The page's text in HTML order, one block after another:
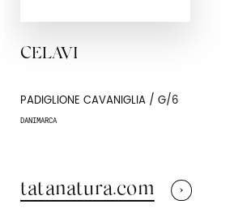
CELAVI
PADIGLIONE CAVANIGLIA / G/6
DANIMARCA
tatanatura.com